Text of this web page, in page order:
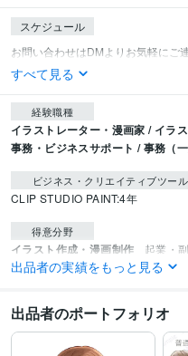
スケジュール
すべて見る
経験職種
イラストレーター・漫画家 / イラ
事務・ビジネスサポート / 事務（一
ビジネス・クリエイティブツール
CLIP STUDIO PAINT:4年
得意分野
イラスト作成・漫画制作 起業・
長寿のお祝いに心に残る似顔絵プレ
インスタ
表情セット
出品者の実績をもっと見る
出品者のポートフォリオ